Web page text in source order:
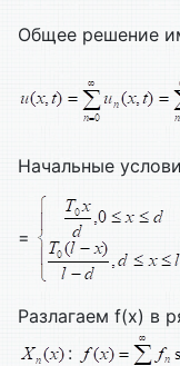
Общее решение
Начальные
=
Разлагаем f(x) в
: